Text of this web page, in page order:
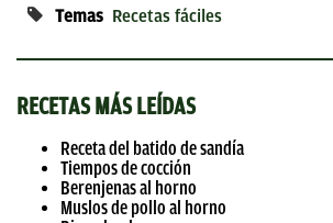
Temas Recetas fáciles
RECETAS MÁS LEÍDAS
Receta del batido de sandía
Tiempos de cocción
Berenjenas al horno
Muslos de pollo al horno